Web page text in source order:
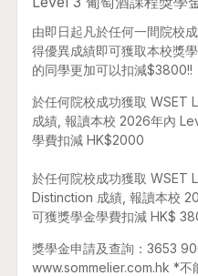
由即日起凡於任何一間院校
得優異成績即可獲取本校獎
的同學更加可以扣減$3800!!
於任何院校成功獲取 WSET
成績, 報讀本校 2026年內
學費扣減 HK$2000
於任何院校成功獲取 WSET
Distinction 成績, 報讀本校
可獲獎學金學費扣減 HK$
獎學金申請及查詢：3653
www.sommelier.com.hk *不